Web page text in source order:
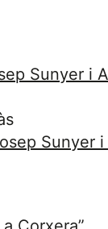
Sunyer i
Sunyer i